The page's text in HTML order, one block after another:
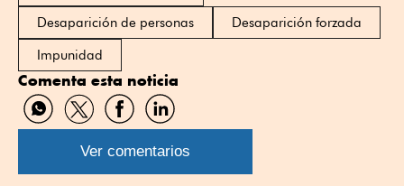
Desaparición de personas
Desaparición forzada
Impunidad
Comenta esta noticia
Compartir
por
WhatsApp
Compartir
por
Twitter
Compartir
por
Facebook
Compartir
por
Linkedin
Ver comentarios